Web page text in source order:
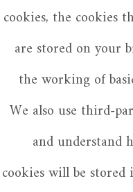
cookies, the cookies
are stored on your
the working of
We also use third-
and understand
cookies will be